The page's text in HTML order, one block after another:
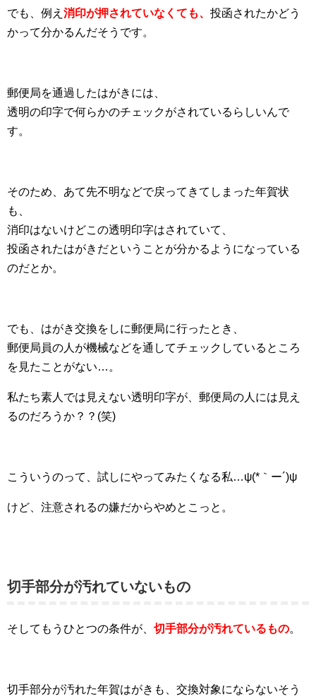
でも、例え 消印が押されていなくても、 投函されたかどう
かって分かるんだそうです。
郵便局を通過したはがきには、
透明の印字で何らかのチェックがされているらしいんで
す。
そのため、あて先不明などで戻ってきてしまった年賀状
も、
消印はないけどこの透明印字はされていて、
投函されたはがきだということが分かるようになっている
のだとか。
でも、はがき交換をしに郵便局に行ったとき、
郵便局員の人が機械などを通してチェックしているところ
を見たことがない…。
私たち素人では見えない透明印字が、郵便局の人には見え
るのだろうか？？(笑)
こういうのって、試しにやってみたくなる私…ψ(*｀ー´)ψ
けど、注意されるの嫌だからやめとこっと。
切手部分が汚れていないもの
そしてもうひとつの条件が、 切手部分が汚れているもの。
切手部分が汚れた年賀はがきも、交換対象にならないそう